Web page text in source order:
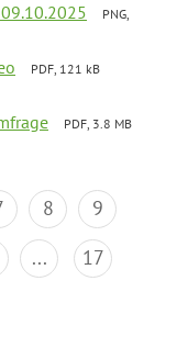
PNG,
PDF, 121 kB
PDF, 3.8 MB
8
9
... 17